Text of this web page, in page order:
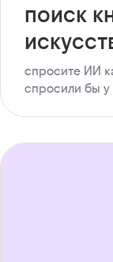
поиск
спросите ИИ
спросили бы у